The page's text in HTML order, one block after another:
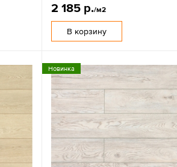
2 185 р./м2
В корзину
Новинка